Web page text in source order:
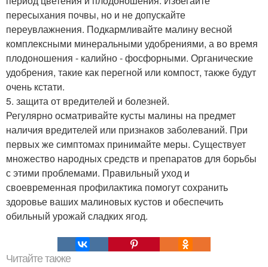
пересыхания почвы, но и не допускайте
переувлажнения. Подкармливайте малину весной
комплексными минеральными удобрениями, а во время
плодоношения - калийно - фосфорными. Органические
удобрения, такие как перегной или компост, также будут
очень кстати.
5. защита от вредителей и болезней.
Регулярно осматривайте кусты малины на предмет
наличия вредителей или признаков заболеваний. При
первых же симптомах принимайте меры. Существует
множество народных средств и препаратов для борьбы
с этими проблемами. Правильный уход и
своевременная профилактика помогут сохранить
здоровье ваших малиновых кустов и обеспечить
обильный урожай сладких ягод.
Читайте также